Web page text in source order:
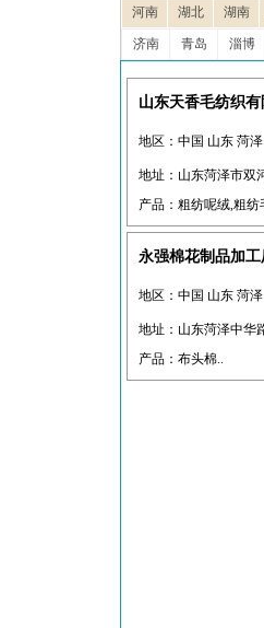
河南
湖北 湖南
济南 青岛 淄博
山东天香毛纺织有
地区：中国 山东 菏泽
地址：山东菏泽市双
产品：粗纺呢绒,粗纺
永强棉花制品加工
地区：中国 山东 菏泽
地址：山东菏泽中华
产品：布头棉..